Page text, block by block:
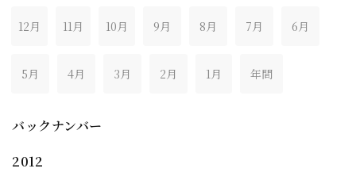
12月 11月 10月 9月 8月 7月 6月
5月 4月 3月 2月 1月 年間
バックナンバー
2012